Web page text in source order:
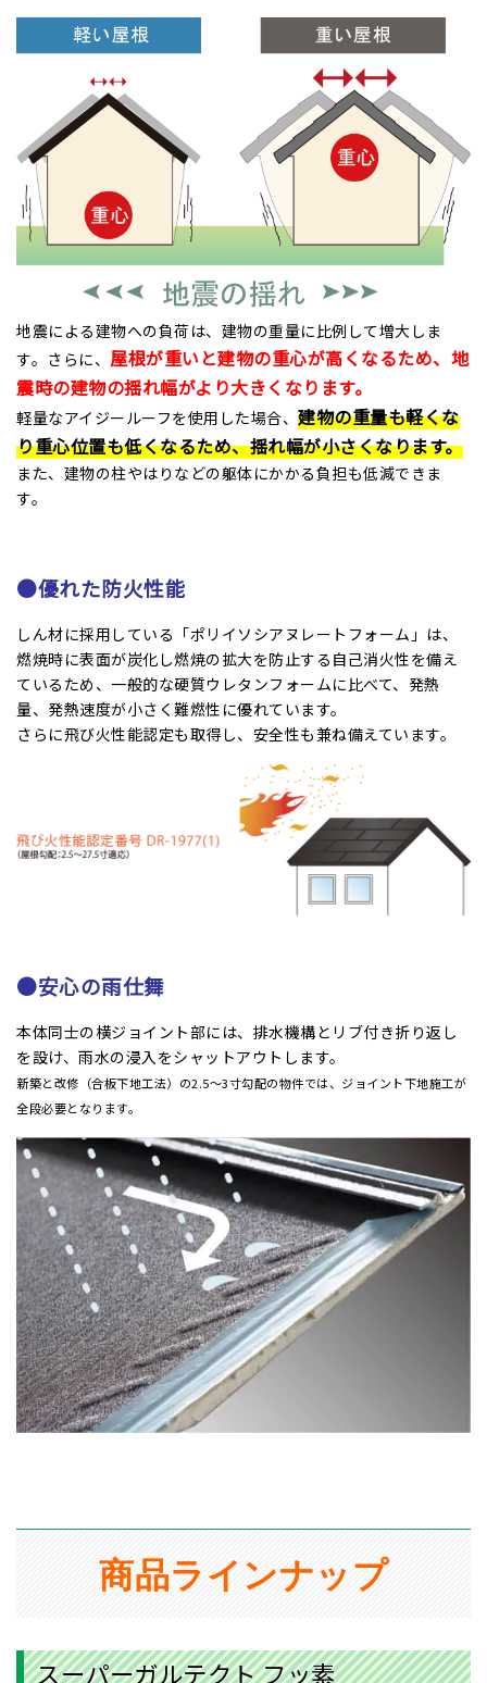
地震による建物への負荷は、建物の重量に比例して増大しま
す。さらに、 屋根が重いと建物の重心が高くなるため、地
震時の建物の揺れ幅がより大きくなります。
軽量なアイジールーフを使用した場合、 建物の重量も軽くな
り重心位置も低くなるため、揺れ幅が小さくなります。
また、建物の柱やはりなどの躯体にかかる負担も低減できま
す。
●優れた防火性能
しん材に採用している「ポリイソシアヌレートフォーム」は、
燃焼時に表面が炭化し燃焼の拡大を防止する自己消火性を備え
ているため、一般的な硬質ウレタンフォームに比べて、発熱
量、発熱速度が小さく難燃性に優れています。
さらに飛び火性能認定も取得し、安全性も兼ね備えています。
●安心の雨仕舞
本体同士の横ジョイント部には、排水機構とリブ付き折り返し
を設け、雨水の浸入をシャットアウトします。
新築と改修（合板下地工法）の2.5〜3寸勾配の物件では、ジョイント下地施工が
全段必要となります。
商品ラインナップ
スーパーガルテクト フッ素